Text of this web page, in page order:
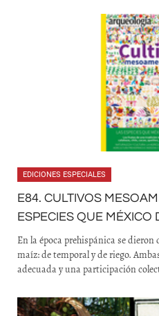
EDICIONES ESPECIALES
E84. CULTIVOS
ESPECIES QUE MÉXICO
En la época prehispánica se
maíz: de temporal y de riego.
adecuada y una participación